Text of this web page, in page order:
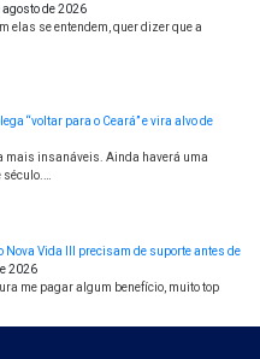
agosto de 2026
elas se entendem, quer dizer que a
“voltar para o Ceará” e vira alvo de
mais insanáveis. Ainda haverá uma
Vida III precisam de suporte antes de
2026
me pagar algum benefício, muito top